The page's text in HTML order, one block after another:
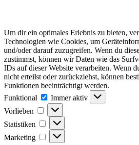
Um dir ein optimales Erlebnis zu bieten,
Technologien wie Cookies, um
und/oder darauf zuzugreifen. Wenn du
zustimmst, können wir Daten wie das
IDs auf dieser Website verarbeiten. Wenn
nicht erteilst oder zurückziehst, können
Funktionen beeinträchtigt werden.
Funktional
Funktional
Immer aktiv
Vorlieben
Vorlieben
Statistiken Statistiken
Marketing Marketing